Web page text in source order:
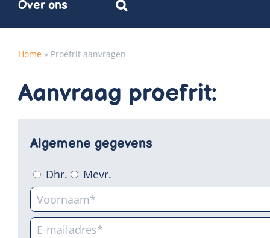
Over ons
Home » Proefrit aanvragen
Aanvraag proefrit:
Algemene gegevens
Dhr. Mevr.